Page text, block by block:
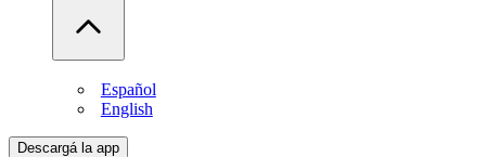
Español
English
Descargá la app